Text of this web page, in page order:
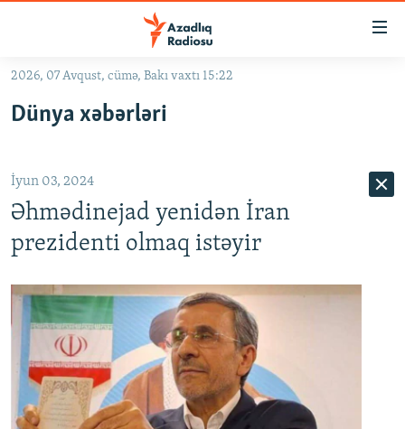
Əsas
qayıt
qayıt
Axtarışa
#İZAHLA
#ƏSLINDƏ
QANUNI DOĞRU
ARAŞDIRMA
MULTIMEDIA
VIDEO
FOTOQALEREYA
İNFOQRAFIKA
RADIO ARXIV
OXU ZALI
AZƏRBAYCAN ƏDƏBIYYATI KITABXANASI
HAQQIMIZDA
MISSIYAMIZ
2026, 07 Avqust, cümə, Bakı vaxtı 15:22
Dünya xəbərləri
İyun 03, 2024
Əhmədinejad yenidən İran
prezidenti olmaq istəyir